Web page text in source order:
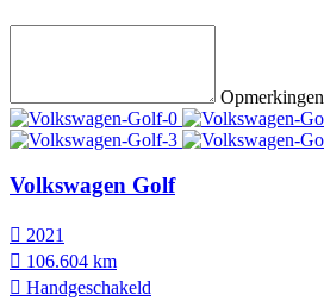
Opmerkingen
Volkswagen Golf
2021
106.604 km
Hand­geschakeld